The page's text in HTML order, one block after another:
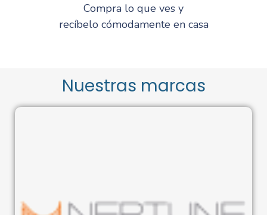
Compra lo que ves y
recíbelo cómodamente en casa
Nuestras marcas